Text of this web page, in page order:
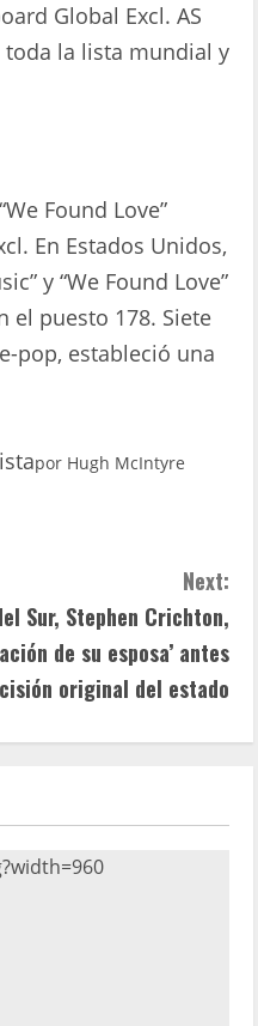
Global Excl. AS
toda la lista mundial y
Found Love”
En Estados Unidos,
y “We Found Love”
el puesto 178. Siete
pop, estableció una
por Hugh McIntyre
Next:
Sur, Stephen Crichton,
de su esposa’ antes
original del estado